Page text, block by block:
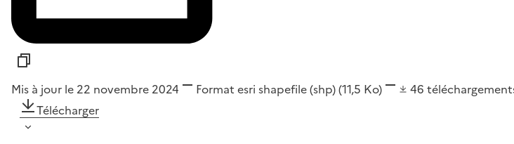
Mis à jour le 22 novembre 2024 Format esri shapefile (shp)(11,5 Ko) 46
Télécharger